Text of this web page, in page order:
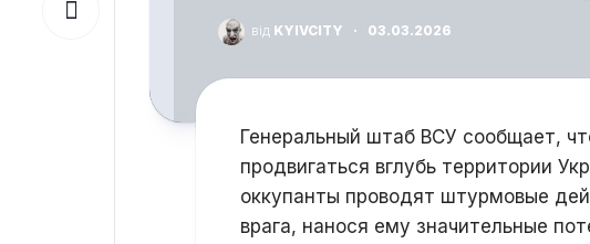
від KYIVCITY · 03.03.2026
Генеральный штаб ВСУ сообщает,
продвигаться вглубь территории
оккупанты проводят штурмовые
врага, нанося ему значительные